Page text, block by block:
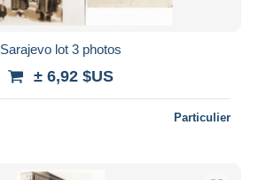
Sarajevo lot 3 photos
± 6,92 $US
Particulier